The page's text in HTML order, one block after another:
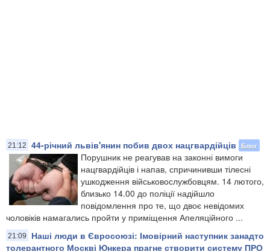
21:12 44-річний львів'янин побив двох нацгвардійців Блог
Порушник не реагував на законні вимоги
нацгвардійців і напав, спричинивши тілесні
ушкодження військовослужбовцям. 14 лютого,
близько 14.00 до поліції надійшло
повідомлення про те, що двоє невідомих
чоловіків намагались пройти у приміщення Апеляційного ...
21:09
Наші люди в Євросоюзі: Імовірний наступник занадто
толерантного Москві Юнкера прагне створити систему ПРО